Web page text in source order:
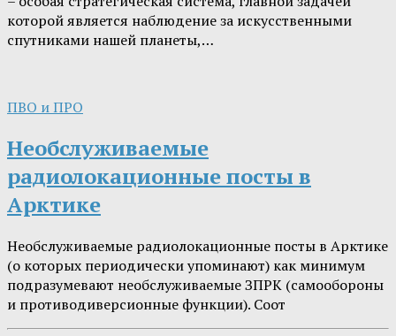
которой является наблюдение за искусственными
спутниками нашей планеты,…
ПВО и ПРО
Необслуживаемые
радиолокационные посты в
Арктике
Необслуживаемые радиолокационные посты в Арктике
(о которых периодически упоминают) как минимум
подразумевают необслуживаемые ЗПРК (самообороны
и противодиверсионные функции). Соот